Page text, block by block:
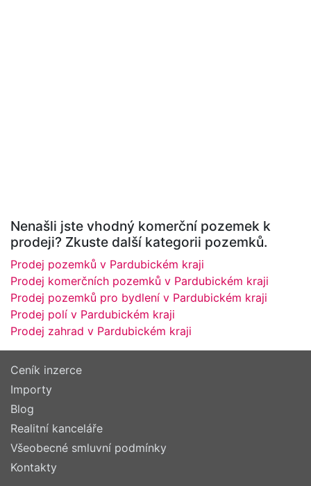
Nenašli jste vhodný komerční pozemek k
prodeji? Zkuste další kategorii pozemků.
Prodej pozemků v Pardubickém kraji
Prodej komerčních pozemků v Pardubickém kraji
Prodej pozemků pro bydlení v Pardubickém kraji
Prodej polí v Pardubickém kraji
Prodej zahrad v Pardubickém kraji
Ceník inzerce
Importy
Blog
Realitní kanceláře
Všeobecné smluvní podmínky
Kontakty